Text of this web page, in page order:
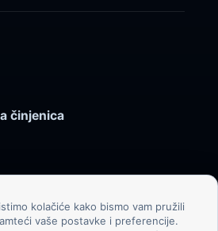
činjenica
Sva prava pridržana.
kolačiće kako bismo vam pružili
vaše postavke i preferencije.